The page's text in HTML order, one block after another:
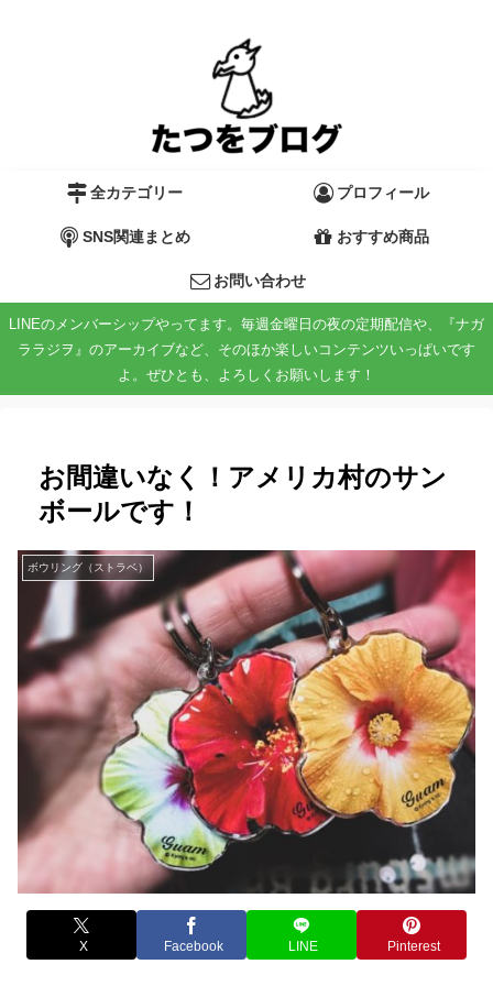
全カテゴリー プロフィール
SNS関連まとめ おすすめ商品
お問い合わせ
LINEのメンバーシップやってます。毎週金曜日の夜の定期配信や、『ナガ
ララジヲ』のアーカイブなど、そのほか楽しいコンテンツいっぱいです
よ。ぜひとも、よろしくお願いします！
お間違いなく！アメリカ村のサン
ボールです！
ボウリング（ストラベ）
X Facebook LINE Pinterest